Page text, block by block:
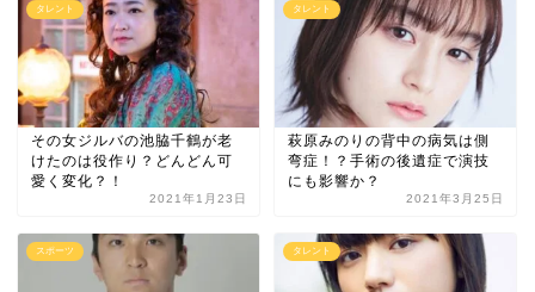
タレント
その女ジルバの池脇千鶴が老
けたのは役作り？どんどん可
愛く変化？！
2021年1月23日
タレント
萩原みのりの背中の病気は側
弯症！？手術の後遺症で演技
にも影響か？
2021年3月25日
スポーツ タレント